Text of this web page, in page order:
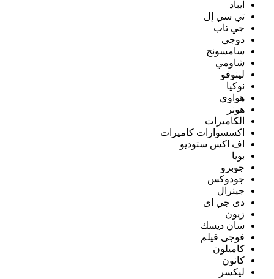
ايباد
تي سي إل
جي تاب
دوجى
سامسونج
شاومي
لينوفو
نوكيا
هواوي
هونر
الكاميرات
اكسسوارات كاميرات
اف اكس ستوديو
بويا
جوبرو
جودوكس
جينرال
دى جي اى
زيون
سان ديسك
فوجى فيلم
كاميلون
كانون
ليكسر